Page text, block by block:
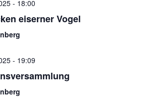
- 18:00
eiserner Vogel
- 19:09